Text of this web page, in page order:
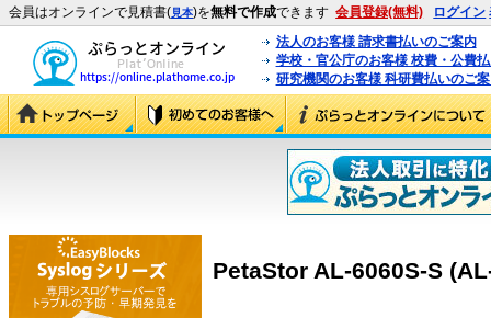
会員はオンラインで見積書(見本)を無料で作成できます 会員登録(無料) ログイン
法人のお客様 請求書払いのご案内
学校・官公庁のお客様 校費・公費
研究機関のお客様 科研費払いのご
PetaStor AL-6060S-S